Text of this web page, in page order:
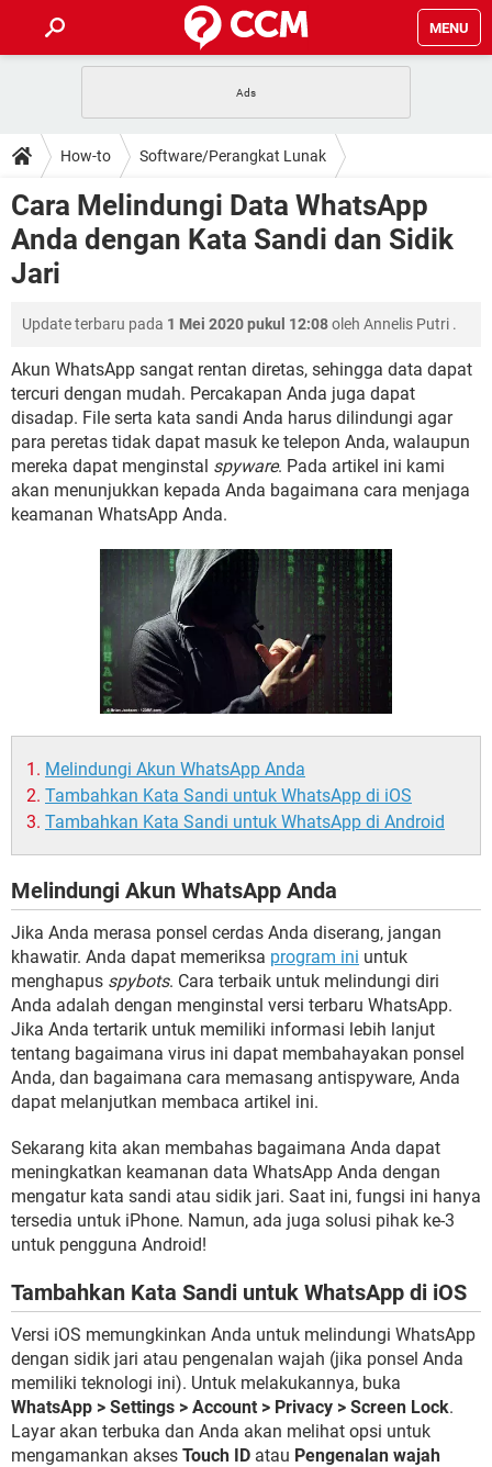
MENU
APLIKASI NONTON FILM & SERI RESET GMAIL
BUAT AKUN TIKTOK APLIKASI VIDEO-CALL
HOW-TO
SAFE MODE ANDROID RESET CLASH OF CLANS
KODE RAHASIA NETFLIX
DOWNLOAD
ADOBE PREMIERE PRO INSTAGRAM UNTUK PC
TEWAS HOLDEM UNTUK IPHONE
FORUM
Reset Akun Facebook yang di-Hack
Jenis-jenis Network atau Jaringan
How-to Software/Perangkat Lunak
Cara Melindungi Data WhatsApp
Anda dengan Kata Sandi dan Sidik
Jari
Update terbaru pada 1 Mei 2020 pukul 12:08oleh Annelis Putri .
Akun WhatsApp sangat rentan diretas, sehingga data dapat
tercuri dengan mudah. Percakapan Anda juga dapat
disadap. File serta kata sandi Anda harus dilindungi agar
para peretas tidak dapat masuk ke telepon Anda, walaupun
mereka dapat menginstal spyware. Pada artikel ini kami
akan menunjukkan kepada Anda bagaimana cara menjaga
keamanan WhatsApp Anda.
Melindungi Akun WhatsApp Anda
Tambahkan Kata Sandi untuk WhatsApp di iOS
Tambahkan Kata Sandi untuk WhatsApp di Android
Melindungi Akun WhatsApp Anda
Jika Anda merasa ponsel cerdas Anda diserang, jangan
khawatir. Anda dapat memeriksa program ini untuk
menghapus spybots. Cara terbaik untuk melindungi diri
Anda adalah dengan menginstal versi terbaru WhatsApp.
Jika Anda tertarik untuk memiliki informasi lebih lanjut
tentang bagaimana virus ini dapat membahayakan ponsel
Anda, dan bagaimana cara memasang antispyware, Anda
dapat melanjutkan membaca artikel ini.
Sekarang kita akan membahas bagaimana Anda dapat
meningkatkan keamanan data WhatsApp Anda dengan
mengatur kata sandi atau sidik jari. Saat ini, fungsi ini hanya
tersedia untuk iPhone. Namun, ada juga solusi pihak ke-3
untuk pengguna Android!
Tambahkan Kata Sandi untuk WhatsApp di iOS
Versi iOS memungkinkan Anda untuk melindungi WhatsApp
dengan sidik jari atau pengenalan wajah (jika ponsel Anda
memiliki teknologi ini). Untuk melakukannya, buka
WhatsApp > Settings > Account > Privacy > Screen Lock.
Layar akan terbuka dan Anda akan melihat opsi untuk
mengamankan akses Touch ID atau Pengenalan wajah